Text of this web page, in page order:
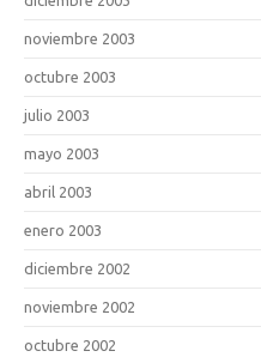
noviembre 2003
octubre 2003
julio 2003
mayo 2003
abril 2003
enero 2003
diciembre 2002
noviembre 2002
octubre 2002